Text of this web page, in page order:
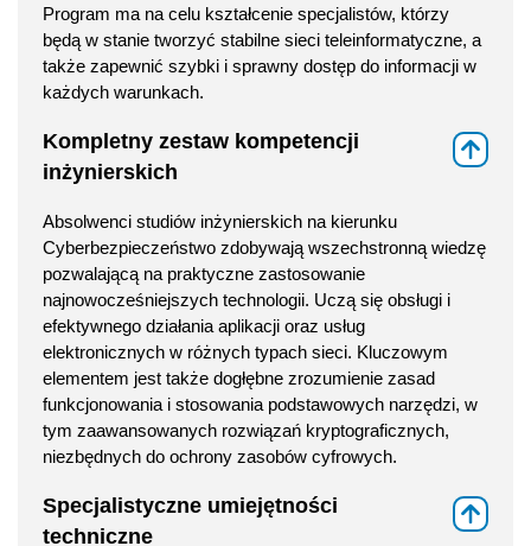
Program ma na celu kształcenie specjalistów, którzy
będą w stanie tworzyć stabilne sieci teleinformatyczne, a
także zapewnić szybki i sprawny dostęp do informacji w
każdych warunkach.
Kompletny zestaw kompetencji
inżynierskich
Absolwenci studiów inżynierskich na kierunku
Cyberbezpieczeństwo zdobywają wszechstronną wiedzę
pozwalającą na praktyczne zastosowanie
najnowocześniejszych technologii. Uczą się obsługi i
efektywnego działania aplikacji oraz usług
elektronicznych w różnych typach sieci. Kluczowym
elementem jest także dogłębne zrozumienie zasad
funkcjonowania i stosowania podstawowych narzędzi, w
tym zaawansowanych rozwiązań kryptograficznych,
niezbędnych do ochrony zasobów cyfrowych.
Specjalistyczne umiejętności
techniczne